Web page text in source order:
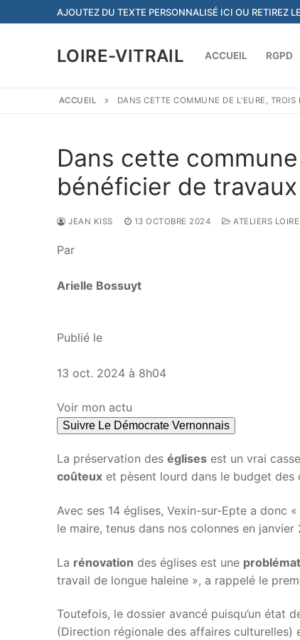
au
AJOUTEZ DU TEXTE PERSONNALISÉ ICI OU RETIREZ LE
LOIRE-VITRAIL ACCUEIL RGPD
ACCUEIL DANS CETTE COMMUNE DE L’EURE,
Dans cette
bénéficier de travaux
JEAN KISS 13 OCTOBRE 2024 ATELIERS
Par
Arielle Bossuyt
Publié le
13 oct. 2024 à 8h04
Voir mon actu
Suivre Le Démocrate Vernonnais
La préservation des églises est un vrai
coûteux et pèsent lourd dans le budget des
Avec ses 14 églises, Vexin-sur-Epte a donc
le maire, tenus dans nos colonnes en janvier
La rénovation des églises est une
travail de longue haleine », a rappelé le
Toutefois, le dossier avancé puisqu’un état
(Direction régionale des affaires culturelles)